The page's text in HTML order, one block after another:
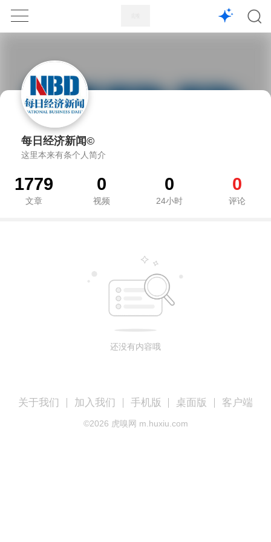
1X
每日经济新闻©
这里本来有条个人简介
1779
文章
0
视频
0
24小时
0
评论
还没有内容哦
关于我们 加入我们 手机版 桌面版 客户端
©2026 虎嗅网 m.huxiu.com